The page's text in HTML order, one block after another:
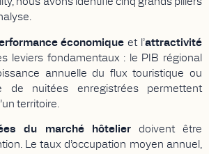
économique et l’attractivité
leviers fondamentaux : le PIB régional
annuelle du flux touristique ou
de nuitées enregistrées permettent
territoire.
du marché hôtelierdoivent être
Le taux d’occupation moyen annuel,